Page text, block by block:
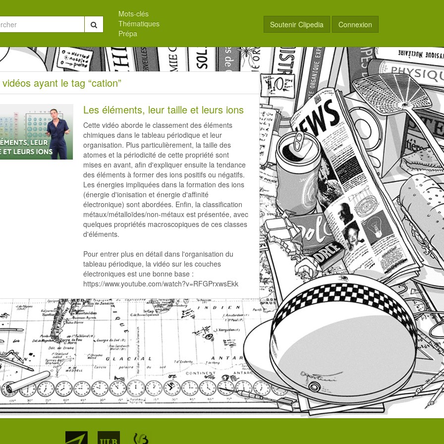
Chercher
Mots-clés
Thématiques
Prépa
Soutenir Clipedia Connexion
vidéos ayant le tag “cation”
Les éléments, leur taille et leurs ions
Cette vidéo aborde le classement des éléments
chimiques dans le tableau périodique et leur
organisation. Plus particulièrement, la taille des
atomes et la périodicité de cette propriété sont
mises en avant, afin d'expliquer ensuite la tendance
des éléments à former des ions positifs ou négatifs.
Les énergies impliquées dans la formation des ions
(énergie d'ionisation et énergie d'affinité
électronique) sont abordées. Enfin, la classification
métaux/métalloïdes/non-métaux est présentée, avec
quelques propriétés macroscopiques de ces classes
d'éléments.
Pour entrer plus en détail dans l'organisation du
tableau périodique, la vidéo sur les couches
électroniques est une bonne base :
https://www.youtube.com/watch?v=RFGPrxwsEkk
Partenaires